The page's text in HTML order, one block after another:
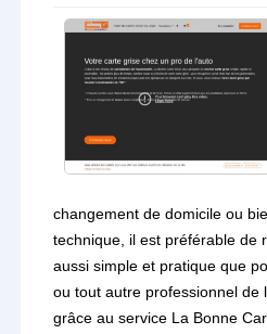
changement de domicile ou
technique, il est préférable de
aussi simple et pratique que
ou tout autre professionnel de
grâce au service La Bonne